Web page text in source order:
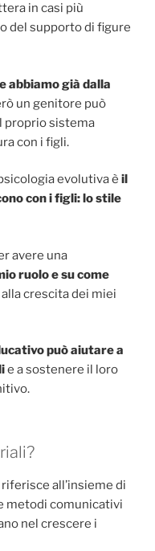
in casi più
del supporto di figure
abbiamo già dalla
un genitore può
proprio sistema
con i figli.
evolutiva è il
con i figli: lo stile
avere una
ruolo e su come
crescita dei miei
può aiutare a
e a sostenere il loro
all’insieme di
metodi comunicativi
nel crescere i